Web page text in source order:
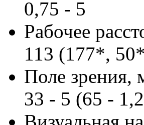
0,75 - 5
Рабочее
113 (177*,
Поле зрения,
33 - 5 (65 -